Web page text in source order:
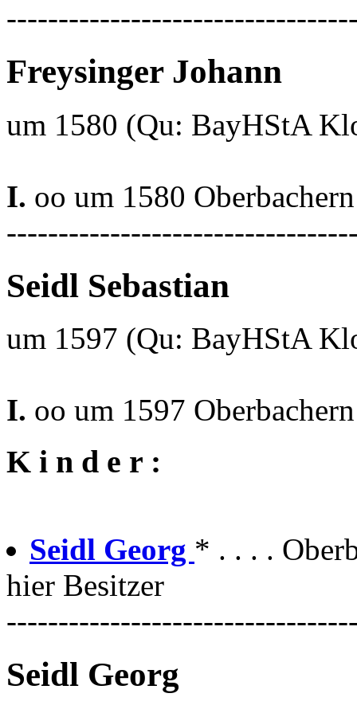
Freysinger Johann
um 1580 (Qu: BayHStA
I. oo um 1580
Seidl Sebastian
um 1597 (Qu: BayHStA
I. oo um 1597
K i n d e r :
Seidl Georg * . . . .
hier Besitzer
Seidl Georg